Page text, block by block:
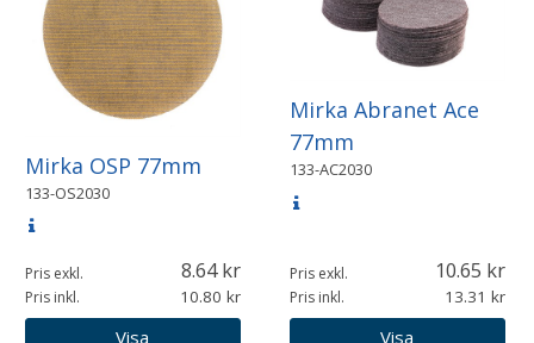
Mirka OSP 77mm
133-OS2030
Pris exkl. 8.64
Pris inkl. 10.80
Visa
Mirka Abranet Ace
77mm
133-AC2030
Pris exkl. 10.65
Pris inkl. 13.31
Visa